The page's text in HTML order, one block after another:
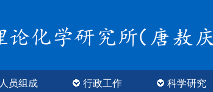
人员组成 行政工作 科学研究